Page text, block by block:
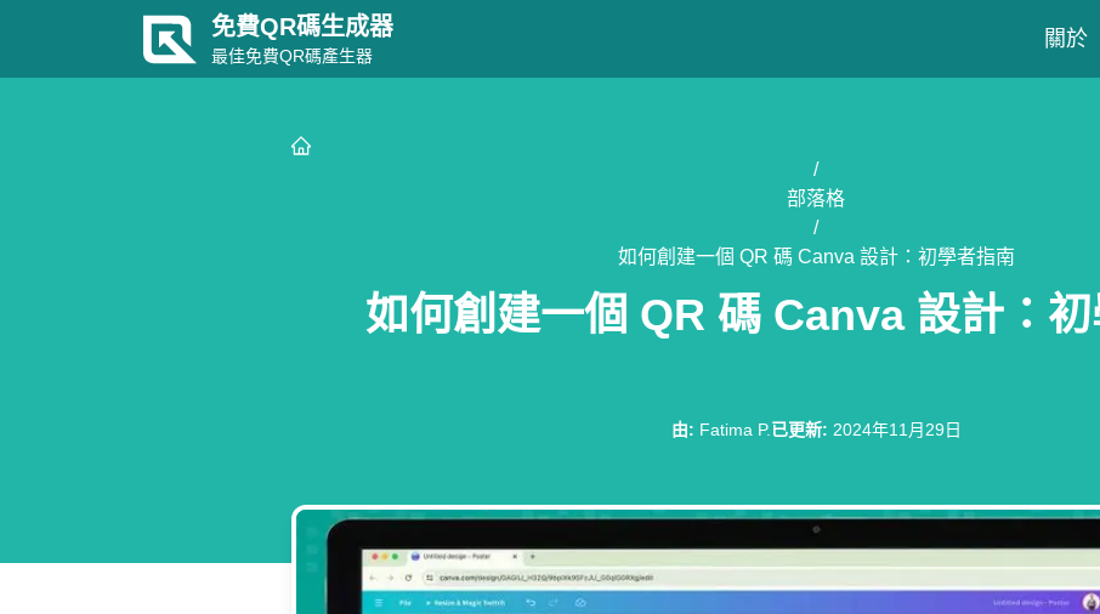
免費QR碼生成器
最佳免費QR碼產生器
關於
/
部落格
/
如何創建一個 QR 碼 Canva 設計：初學者指南
如何創建一個 QR 碼 Canva 設計：
由: Fatima P.已更新: 2024年11月29日